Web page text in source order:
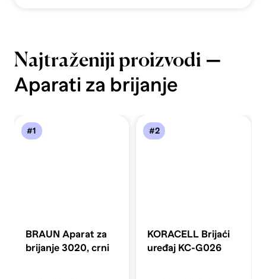
Najtraženiji proizvodi —
Aparati za brijanje
#1
BRAUN Aparat za
brijanje 3020, crni
#2
KORACELL Brijaći
uređaj KC-G026